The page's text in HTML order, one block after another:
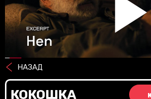
НАЗАД
КОКОШКА